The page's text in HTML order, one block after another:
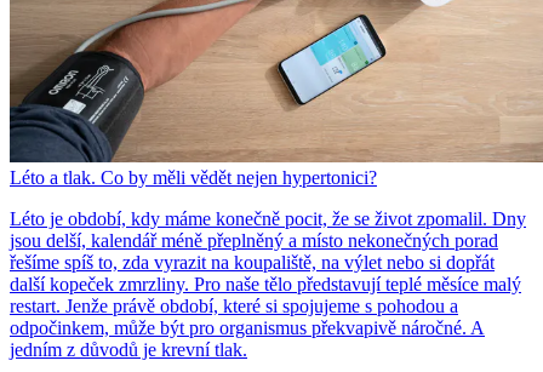
Léto a tlak. Co by měli vědět nejen hypertonici?
Léto je období, kdy máme konečně pocit, že se život zpomalil. Dny
jsou delší, kalendář méně přeplněný a místo nekonečných porad
řešíme spíš to, zda vyrazit na koupaliště, na výlet nebo si dopřát
další kopeček zmrzliny. Pro naše tělo představují teplé měsíce malý
restart. Jenže právě období, které si spojujeme s pohodou a
odpočinkem, může být pro organismus překvapivě náročné. A
jedním z důvodů je krevní tlak.